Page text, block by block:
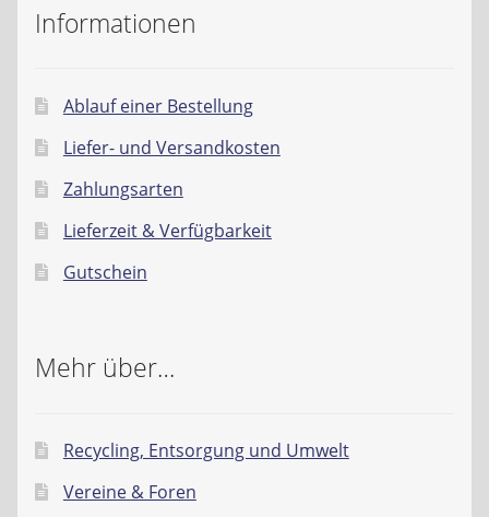
Informationen
Ablauf einer Bestellung
Liefer- und Versandkosten
Zahlungsarten
Lieferzeit & Verfügbarkeit
Gutschein
Mehr über…
Recycling, Entsorgung und Umwelt
Vereine & Foren